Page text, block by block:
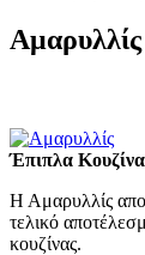
Αμαρυλλίς
Έπιπλα
Η Αμαρυλλίς
τελικό
κουζίνας.